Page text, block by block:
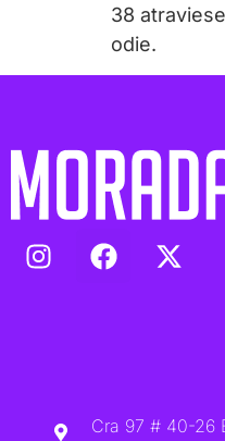
38
odie.
Cra 97 # 40-26